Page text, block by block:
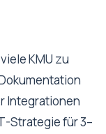
KMU zu
Integrationen
Strategie für 3–